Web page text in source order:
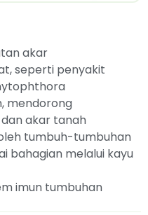
akar
seperti penyakit
mendorong
akar tanah
tumbuh-tumbuhan
bahagian melalui kayu
imun tumbuhan